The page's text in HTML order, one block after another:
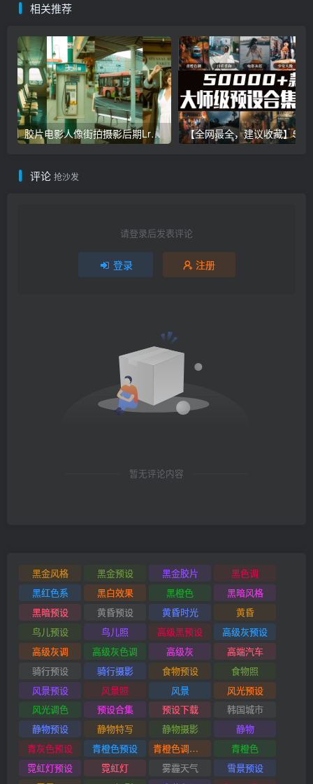
相关推荐
胶片电影人像街拍摄影后期Lr调色教程，手机滤镜PS+Lightroom预设下载！
评论 抢沙发
请登录后发表评论
登录 注册
暂无评论内容
黑金风格 黑金预设 黑金胶片
黑色调
黑红色系
黑白效果 黑橙色
黑暗风格
黑暗预设
黄昏预设 黄昏时光
黄昏
鸟儿预设
鸟儿照 高级黑预设
高级灰预设
高级灰调
高级灰色调 高级灰
高端汽车
骑行预设
骑行摄影 食物预设
食物照
风景预设
风景照 风景
风光预设
风光调色
预设合集 预设下载
韩国城市
静物预设
静物特写 静物摄影
静物
青灰色预设
青橙色预设 青橙色调预设
青橙色
霓虹灯预设
霓虹灯 雾霾天气
雪景预设